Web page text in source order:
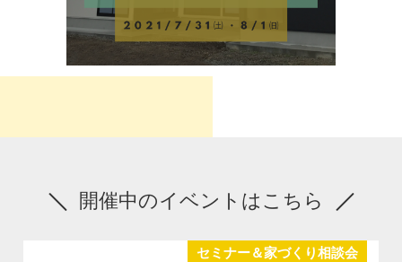
開催中のイベントはこちら
セミナー＆家づくり相談会